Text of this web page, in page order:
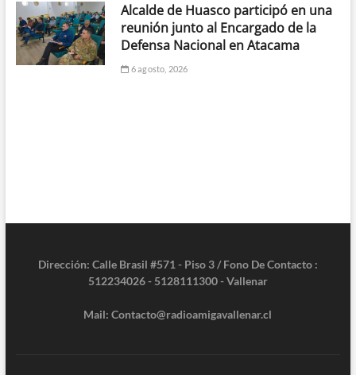
Alcalde de Huasco participó en una
reunión junto al Encargado de la
Defensa Nacional en Atacama
6 agosto, 2026
Dirección: Calle Brasil #571 - Piso 3 / Fono De Contacto :
512234026 - 5128111300 - Vallenar
Mail: Contacto@radioamigavallenar.cl